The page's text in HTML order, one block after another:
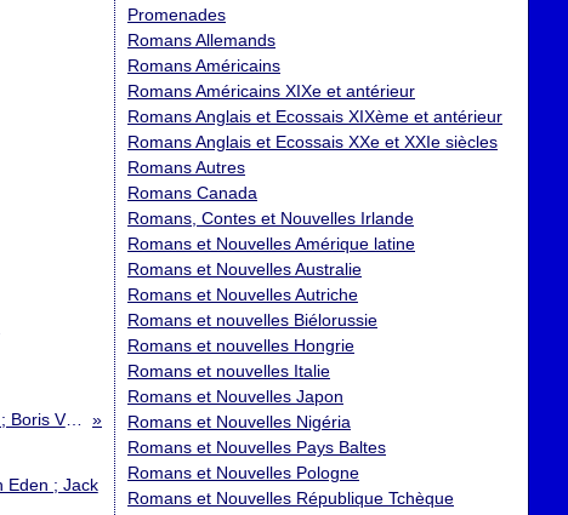
Elles se rendent pas compte ; Boris Vian
Promenades
Romans Allemands
Romans Américains
Romans Américains XIXe et antérieur
Romans Anglais et Ecossais XIXème et antérieur
Romans Anglais et Ecossais XXe et XXIe siècles
Romans Autres
Romans Canada
Romans, Contes et Nouvelles Irlande
Romans et Nouvelles Amérique latine
Romans et Nouvelles Australie
Romans et Nouvelles Autriche
Romans et nouvelles Biélorussie
Romans et nouvelles Hongrie
Romans et nouvelles Italie
Romans et Nouvelles Japon
Romans et Nouvelles Nigéria
Romans et Nouvelles Pays Baltes
Romans et Nouvelles Pologne
Romans et Nouvelles République Tchèque